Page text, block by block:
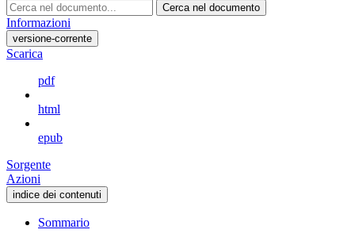
Cerca nel documento
Informazioni
versione-corrente
Scarica
pdf
html
epub
Sorgente
Azioni
indice dei contenuti
Sommario